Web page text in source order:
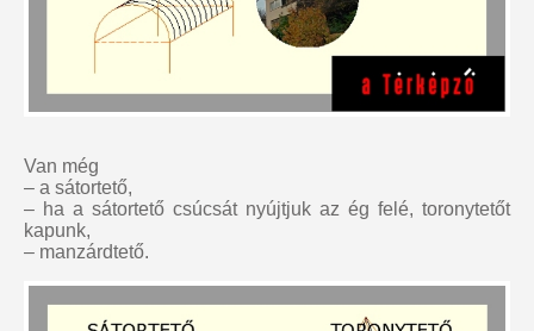
Van még
– a sátortető,
– ha a sátortető csúcsát nyújtjuk az ég felé, toronytetőt
kapunk,
– manzárdtető.